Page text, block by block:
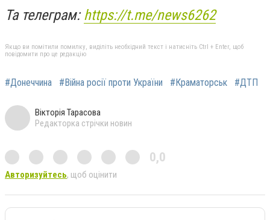
Та телеграм: https://t.me/news6262
Якщо ви помітили помилку, виділіть необхідний текст і натисніть Ctrl + Enter, щоб
повідомити про це редакцію
#Донеччина #Війна росії проти України #Краматорськ #ДТП
Вікторія Тарасова
Редакторка стрічки новин
0,0
Авторизуйтесь, щоб оцінити